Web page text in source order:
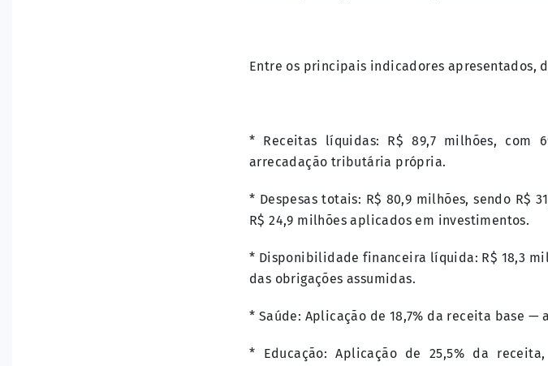
Entre os principais indicadores apresentados,
* Receitas líquidas: R$ 89,7 milhões, com
arrecadação tributária própria.
* Despesas totais: R$ 80,9 milhões, sendo R$
R$ 24,9 milhões aplicados em investimentos.
* Disponibilidade financeira líquida: R$ 18,3
das obrigações assumidas.
* Saúde: Aplicação de 18,7% da receita base
* Educação: Aplicação de 25,5% da